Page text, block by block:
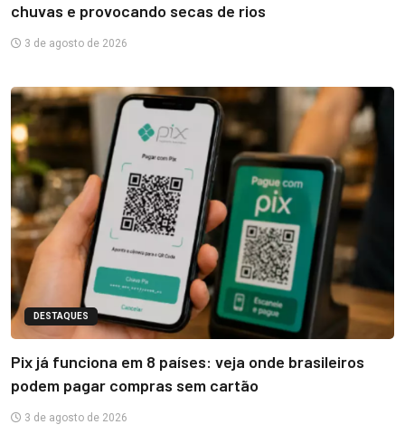
chuvas e provocando secas de rios
3 de agosto de 2026
DESTAQUES
Pix já funciona em 8 países: veja onde brasileiros
podem pagar compras sem cartão
3 de agosto de 2026